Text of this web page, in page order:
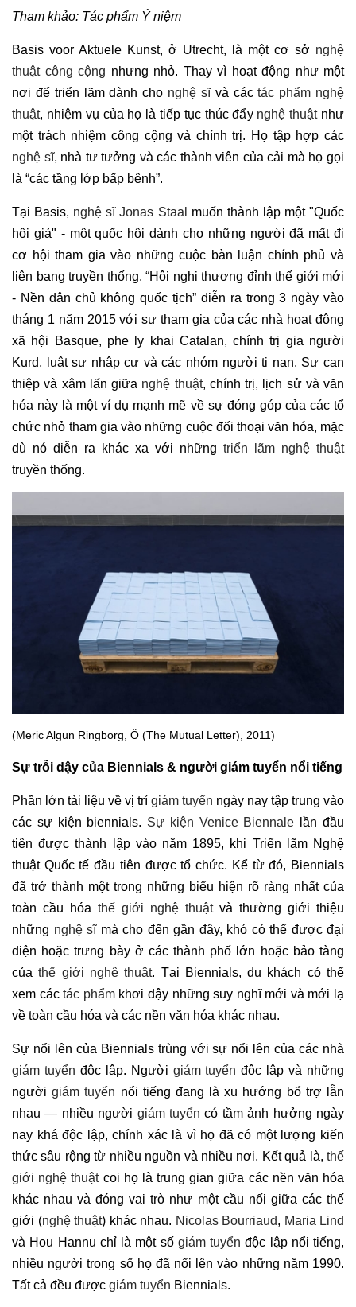
Tham khảo: Tác phẩm Ý niệm
Basis voor Aktuele Kunst, ở Utrecht, là một cơ sở nghệ
thuật công cộng nhưng nhỏ. Thay vì hoạt động như một
nơi để triển lãm dành cho nghệ sĩvà cáctác phẩm nghệ
thuật, nhiệm vụ của họ là tiếp tục thúc đẩy nghệ thuậtnhư
một trách nhiệm công cộng và chính trị. Họ tập hợp các
nghệ sĩ, nhà tư tưởng và các thành viên của cải mà họ gọi
là “các tầng lớp bấp bênh”.
Tại Basis, nghệ sĩ Jonas Staal
muốn thành lập một "Quốc
hội giả" - một quốc hội dành cho những người đã mất đi
cơ hội tham gia vào những cuộc bàn luận chính phủ và
liên bang truyền thống. “Hội nghị thượng đỉnh thế giới mới
- Nền dân chủ không quốc tịch” diễn ra trong 3 ngày vào
tháng 1 năm 2015 với sự tham gia của các nhà hoạt động
xã hội Basque, phe ly khai Catalan, chính trị gia người
Kurd, luật sư nhập cư và các nhóm người tị nạn. Sự can
thiệp và xâm lấn giữa nghệ thuật, chính trị, lịch sử và văn
hóa này là một ví dụ mạnh mẽ về sự đóng góp của các tổ
chức nhỏ tham gia vào những cuộc đối thoại văn hóa, mặc
dù nó diễn ra khác xa với những triển lãm nghệ thuật
truyền thống.
(Meric Algun Ringborg, Ö (The Mutual Letter), 2011)
Sự trỗi dậy của Biennials & người giám tuyển nổi tiếng
Phần lớn tài liệu về vị trí giám tuyển ngày nay tập trung vào
các sự kiện biennials. Sự kiện Venice Biennale lần đầu
tiên được thành lập vào năm 1895, khi Triển lãm Nghệ
thuật Quốc tế đầu tiên được tổ chức. Kể từ đó, Biennials
đã trở thành một trong những biểu hiện rõ ràng nhất của
toàn cầu hóa thế giới nghệ thuậtvà thường giới thiệu
những nghệ sĩmà cho đến gần đây, khó có thể được đại
diện hoặc trưng bày ở các thành phố lớn hoặc bảo tàng
củathế giới nghệ thuật. Tại Biennials, du khách có thể
xem cáctác phẩmkhơi dậy những suy nghĩ mới và mới lạ
về toàn cầu hóa và các nền văn hóa khác nhau.
Sự nổi lên của Biennials trùng với sự nổi lên của các nhà
giám tuyển độc lập. Người giám tuyển độc lập và những
ngườigiám tuyển nổi tiếng đang là xu hướng bổ trợ lẫn
nhau — nhiều người giám tuyển có tầm ảnh hưởng ngày
nay khá độc lập, chính xác là vì họ đã có một lượng kiến
thức sâu rộng từ nhiều nguồn và nhiều nơi. Kết quả là, thế
giới nghệ thuậtcoi họ là trung gian giữa các nền văn hóa
khác nhau và đóng vai trò như một cầu nối giữa các thế
giới (nghệ thuật) khác nhau. Nicolas Bourriaud, Maria Lind
và Hou Hannu chỉ là một số giám tuyển độc lập nổi tiếng,
nhiều người trong số họ đã nổi lên vào những năm 1990.
Tất cả đều được giám tuyển Biennials.